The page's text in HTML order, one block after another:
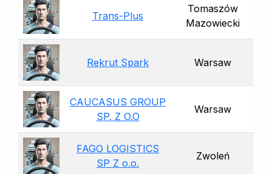
Trans-Plus
Tomaszów
Mazowiecki
Rekrut Spark Warsaw
CAUCASUS GROUP
SP. Z O.O
Warsaw
FAGO LOGISTICS
SP Z o.o.
Zwoleń